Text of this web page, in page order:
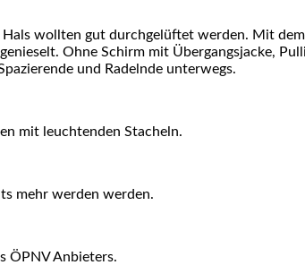
wollten gut durchgelüftet werden. Mit
Ohne Schirm mit Übergangsjacke,
und Radelnde unterwegs.
mit leuchtenden Stacheln.
mehr werden werden.
ÖPNV Anbieters.